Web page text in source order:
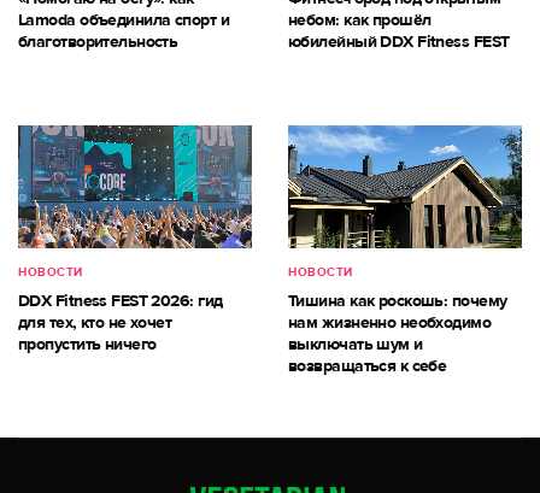
Lamoda объединила спорт и
благотворительность
небом: как прошёл
юбилейный DDX Fitness FEST
НОВОСТИ
DDX Fitness FEST 2026: гид
для тех, кто не хочет
пропустить ничего
НОВОСТИ
Тишина как роскошь: почему
нам жизненно необходимо
выключать шум и
возвращаться к себе